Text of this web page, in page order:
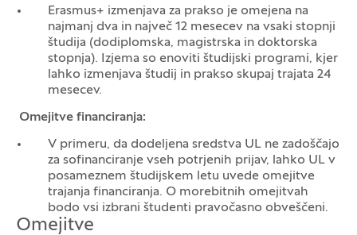
Erasmus+ izmenjava za prakso je omejena na
najmanj dva in največ 12 mesecev na vsaki stopnji
študija (dodiplomska, magistrska in doktorska
stopnja). Izjema so enoviti študijski programi, kjer
lahko izmenjava študij in prakso skupaj trajata 24
mesecev.
Omejitve financiranja:
V primeru, da dodeljena sredstva UL ne zadoščajo
za sofinanciranje vseh potrjenih prijav, lahko UL v
posameznem študijskem letu uvede omejitve
trajanja financiranja. O morebitnih omejitvah
bodo vsi izbrani študenti pravočasno obveščeni.
Omejitve